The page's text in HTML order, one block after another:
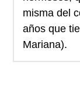
misma del
años que
Mariana).